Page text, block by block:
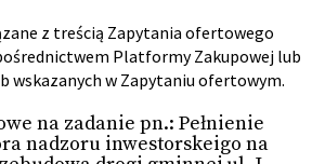
z treścią Zapytania ofertowego
Platformy Zakupowej lub
wskazanych w Zapytaniu ofertowym.
na zadanie pn.: Pełnienie
nadzoru inwestorskeigo na